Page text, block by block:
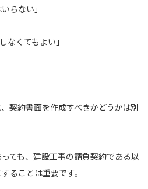
らない」
なくてもよい」
契約書面を作成すべきかどうかは別
ても、建設工事の請負契約である以
ることは重要です。